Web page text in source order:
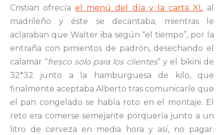
Cristian ofrecíael menú del día y la carta XLal
madrileño y éste se decantaba, mientras le
aclaraban que Walter iba según “el tiempo”, por la
entraña con pimientos de padrón, desechando el
calamar “fresco solo para los clientes” y el bikini de
32*32 junto a la hamburguesa de kilo, que
finalmente aceptaba Alberto tras comunicarle que
el pan congelado se había roto en el montaje. El
reto era comerse semejante porquería junto a un
litro de cerveza en media hora y así, no pagar.